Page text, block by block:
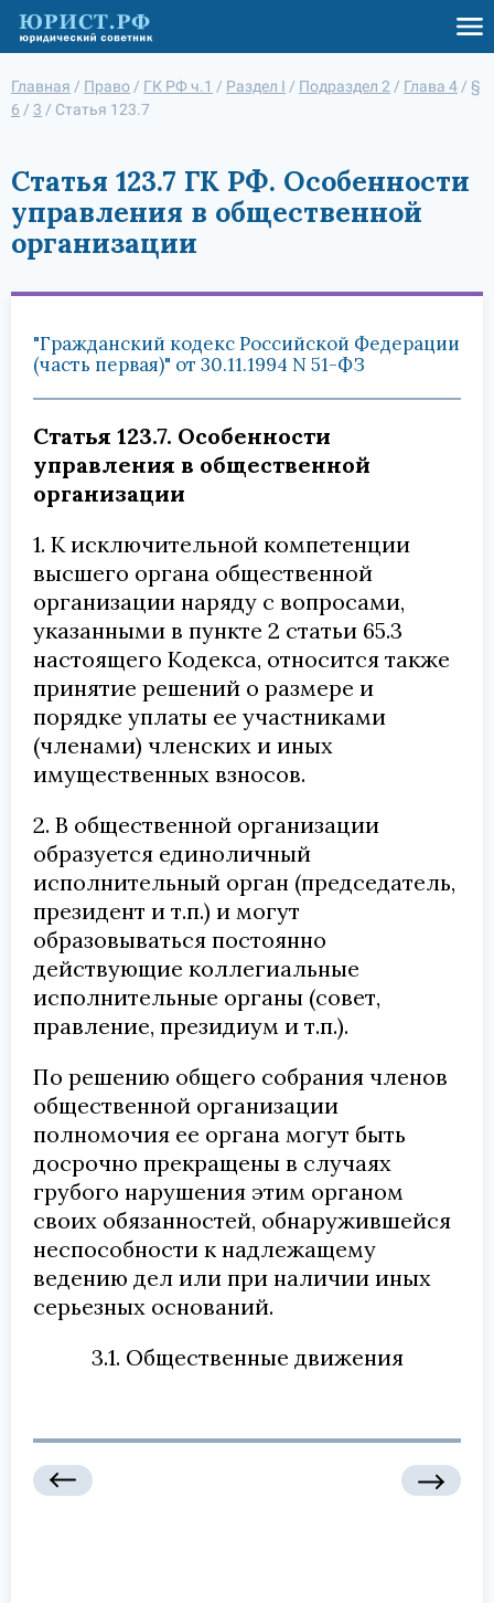
Главная / Право / ГК РФ ч.1 / Раздел I / Подраздел 2 / Глава 4 / §
6 / 3 / Статья 123.7
Статья 123.7 ГК РФ. Особенности
управления в общественной
организации
"Гражданский кодекс Российской Федерации
(часть первая)" от 30.11.1994 N 51-ФЗ
Статья 123.7. Особенности
управления в общественной
организации
1. К исключительной компетенции
высшего органа общественной
организации наряду с вопросами,
указанными в пункте 2 статьи 65.3
настоящего Кодекса, относится также
принятие решений о размере и
порядке уплаты ее участниками
(членами) членских и иных
имущественных взносов.
2. В общественной организации
образуется единоличный
исполнительный орган (председатель,
президент и т.п.) и могут
образовываться постоянно
действующие коллегиальные
исполнительные органы (совет,
правление, президиум и т.п.).
По решению общего собрания членов
общественной организации
полномочия ее органа могут быть
досрочно прекращены в случаях
грубого нарушения этим органом
своих обязанностей, обнаружившейся
неспособности к надлежащему
ведению дел или при наличии иных
серьезных оснований.
3.1. Общественные движения